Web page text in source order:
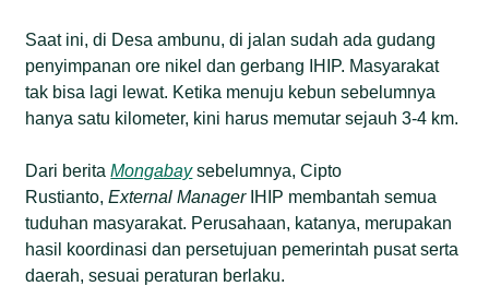
Saat ini, di Desa ambunu, di jalan sudah ada gudang
penyimpanan ore nikel dan gerbang IHIP. Masyarakat
tak bisa lagi lewat. Ketika menuju kebun sebelumnya
hanya satu kilometer, kini harus memutar sejauh 3-4 km.
Dari beritaMongabaysebelumnya, Cipto
Rustianto,External ManagerIHIP membantah semua
tuduhan masyarakat. Perusahaan, katanya, merupakan
hasil koordinasi dan persetujuan pemerintah pusat serta
daerah, sesuai peraturan berlaku.